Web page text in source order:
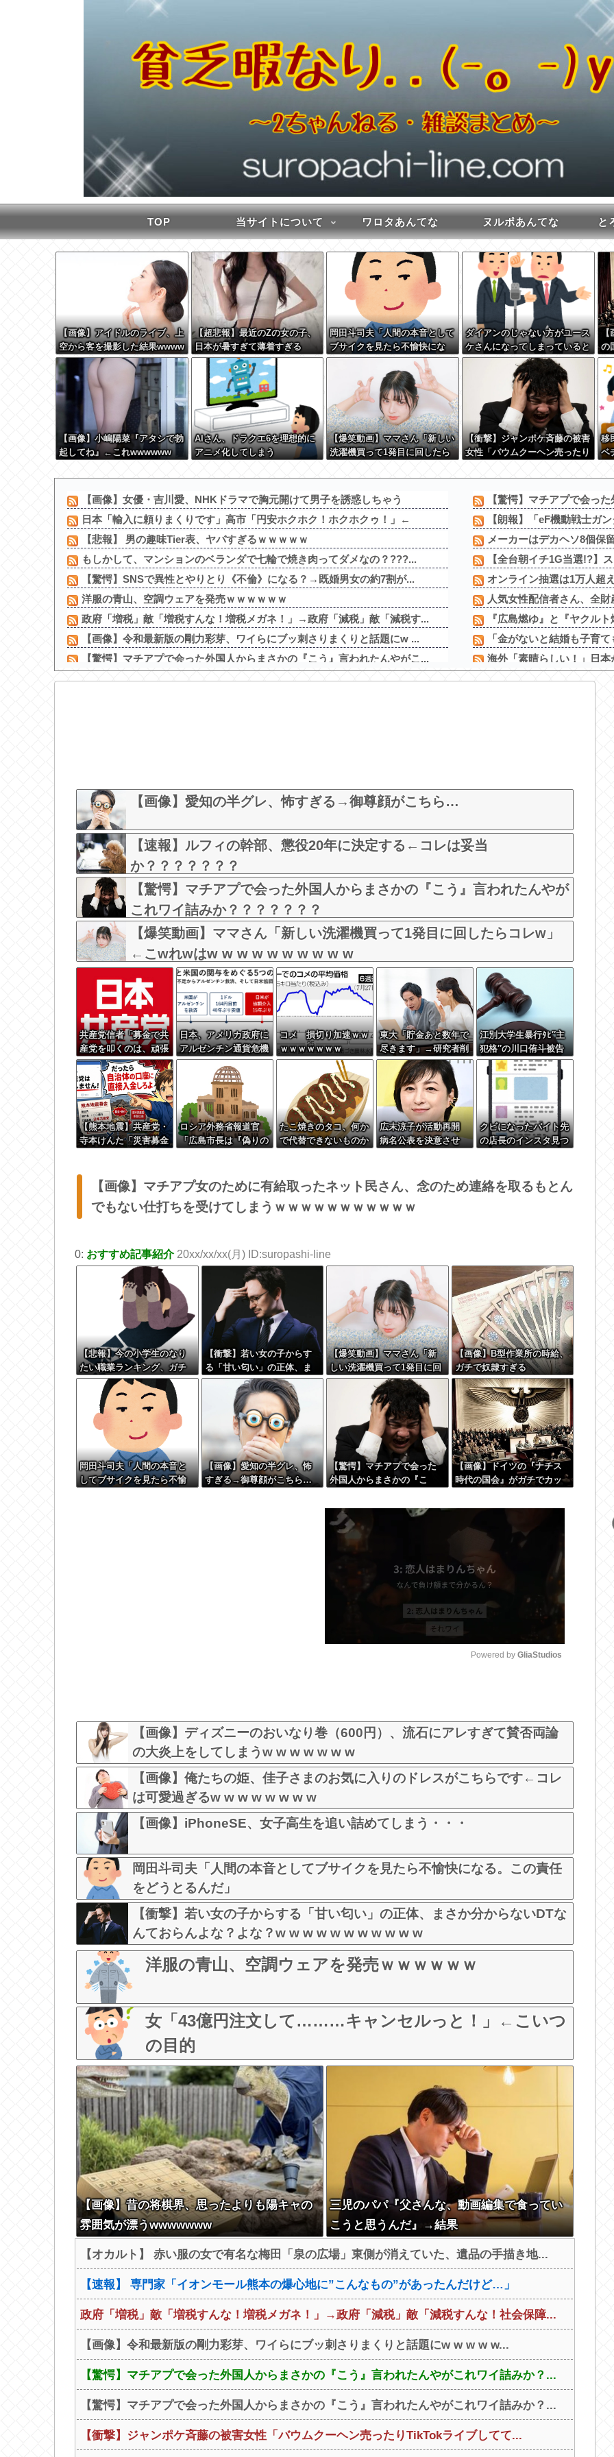
TOP 当サイトについて ワロタあんてな ヌルポあんてな と
【画像】アイドルのライブ、上
空から客を撮影した結果wwww
www
【超悲報】最近のZの女の子、
日本が暑すぎて薄着すぎる
岡田斗司夫「人間の本音として
ブサイクを見たら不愉快にな
る。この責任をどうとるんだ」
ダイアンのじゃない方がユース
ケさんになってしまっていると
いう事実←これ
の
る
【画像】小嶋陽菜『アタシで勃
起してね』←これwwwwww
AIさん、ドラクエ6を理想的に
アニメ化してしまう
【爆笑動画】ママさん「新しい
洗濯機買って1発目に回したら
w w w w w w
【衝撃】ジャンポケ斉藤の被害
女性「バウムクーヘン売ったり
たから示談しなかった」←コレ
ってさ…
移
ベ
【画像】女優・吉川愛、NHKドラマで胸元開けて男子を誘惑しちゃう
日本「輸入に頼りまくりです」高市「円安ホクホク！ホクホクゥ！」←
【悲報】 男の趣味Tier表、ヤバすぎるｗｗｗｗｗ
もしかして、マンションのベランダで七輪で焼き肉ってダメなの？???...
【驚愕】SNSで異性とやりとり《不倫》になる？→既婚男女の約7割が...
洋服の青山、空調ウェアを発売ｗｗｗｗｗｗ
政府「増税」敵「増税すんな！増税メガネ！」→政府「減税」敵「減税す...
【画像】令和最新版の剛力彩芽、ワイらにブッ刺さりまくりと話題にw ...
【驚愕】マチアプで会った外国人からまさかの『こう』言われたんやがこ...
【画像】 風俗でこうゆう嬢を指名した時の当たり率ｗｗｗｗｗｗｗｗｗ...
【画像】見せブラ・見せパン、過去にないレベルで流行ってしまうｗ
【驚愕】マチアプで会っ
【朗報】「eF機動戦士ガ
メーカーはデカヘソ8個保
【全台朝イチ1G当選!?】
オンライン抽選は1万人超
人気女性配信者さん、全
『広島燃ゆ』と『ヤクル
「金がないと結婚も子育
海外「素晴らしい！」日
【画像】思わず保存した
【画像】愛知の半グレ、怖すぎる→御尊顔がこちら…
【速報】ルフィの幹部、懲役20年に決定する←コレは妥当
か？？？？？？？
【驚愕】マチアプで会った外国人からまさかの『こう』言われたんやが
これワイ詰みか？？？？？？？
【爆笑動画】ママさん「新しい洗濯機買って1発目に回したらコレw」
←こwれwはw w w w w w w w w w
共産党信者「募金で共
産党を叩くのは、頑張
る人を邪魔したいとい
う日本人らしい薄暗い
欲望のせい」
日本、アメリカ政府に
アルゼンチン通貨危機
と同列に語られてしま
うwwwwwwもうすで
に158円に戻る
コメ 損切り加速ｗｗ
ｗｗｗｗｗｗｗ
東大「貯金あと数年で
尽きます」→研究者削
減へ…
江別大学生暴行ﾀﾋ″主
犯格″の川口侑斗被告
に「無期懲役」の判決
→当時17歳少年に「懲
役30年」の判決
【熊本地震】共産党・
寺本けんた「災害募金
害していることを自覚
してください」 ネッ
ト「では熊本に直接募
ロシア外務省報道官
「広島市長は『偽りの
たこ焼きのタコ、何か
で代替できないものか
広末涼子が活動再開
病名公表を決意させ
クビになったバイト先
の店長のインスタ見つ
【画像】マチアプ女のために有給取ったネット民さん、念のため連絡を取るもとん
でもない仕打ちを受けてしまうｗｗｗｗｗｗｗｗｗｗｗ
0: おすすめ記事紹介20xx/xx/xx(月) ID:suropashi-line
【悲報】今の小学生のなり
たい職業ランキング、ガチ
で終わる
【衝撃】若い女の子からす
る「甘い匂い」の正体、ま
さか分からないDTなんてお
らんよな？よな？w w w w
w w w w w w w
【爆笑動画】ママさん「新
しい洗濯機買って1発目に回
したらコレw」←こwれwは
w w w w w w w w w w
【画像】B型作業所の時給、
ガチで奴隷すぎる
岡田斗司夫「人間の本音と
してブサイクを見たら不愉
【画像】愛知の半グレ、怖
すぎる→御尊顔がこちら…
【驚愕】マチアプで会った
外国人からまさかの『こ
イ詰みか？？？？？？？
【画像】ドイツの『ナチス
時代の国会』がガチでカッ
t
Powered by GliaStudios
【画像】ディズニーのおいなり巻（600円）、流石にアレすぎて賛否両論
の大炎上をしてしまうw w w w w w w
【画像】俺たちの姫、佳子さまのお気に入りのドレスがこちらです←コレ
は可愛過ぎるw w w w w w w w
【画像】iPhoneSE、女子高生を追い詰めてしまう・・・
岡田斗司夫「人間の本音としてブサイクを見たら不愉快になる。この責任
をどうとるんだ」
【衝撃】若い女の子からする「甘い匂い」の正体、まさか分からないDTな
んておらんよな？よな？w w w w w w w w w w w
洋服の青山、空調ウェアを発売ｗｗｗｗｗｗ
女「43億円注文して………キャンセルっと！」←こいつ
の目的
【画像】昔の将棋界、思ったよりも陽キャの
雰囲気が漂うwwwwwww
三児のパパ『父さんな、動画編集で食ってい
こうと思うんだ』→結果
【オカルト】 赤い服の女で有名な梅田「泉の広場」東側が消えていた、遺品の手描き地...
【速報】 専門家「イオンモール熊本の爆心地に”こんなもの”があったんだけど…」
政府「増税」敵「増税すんな！増税メガネ！」→政府「減税」敵「減税すんな！社会保障...
【画像】令和最新版の剛力彩芽、ワイらにブッ刺さりまくりと話題にw w w w w...
【驚愕】マチアプで会った外国人からまさかの『こう』言われたんやがこれワイ詰みか？...
【驚愕】マチアプで会った外国人からまさかの『こう』言われたんやがこれワイ詰みか？...
【衝撃】ジャンポケ斉藤の被害女性「バウムクーヘン売ったりTikTokライブしてて...